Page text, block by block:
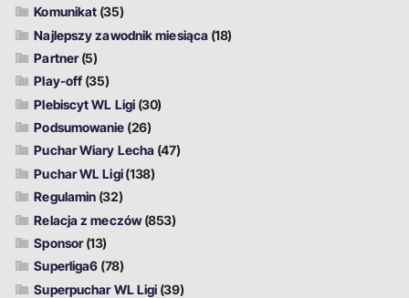
Komunikat (35)
Najlepszy zawodnik miesiąca (18)
Partner(5)
Play-off (35)
Plebiscyt WL Ligi (30)
Podsumowanie (26)
Puchar Wiary Lecha (47)
Puchar WL Ligi(138)
Regulamin (32)
Relacja z meczów(853)
Sponsor(13)
Superliga6 (78)
Superpuchar WL Ligi (39)